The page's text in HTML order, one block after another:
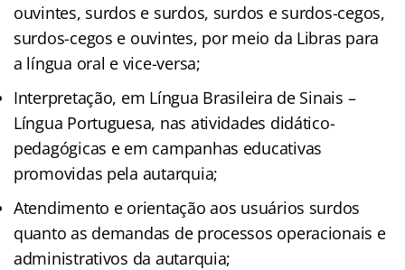
ouvintes, surdos e surdos, surdos e surdos-cegos,
surdos-cegos e ouvintes, por meio da Libras para
a língua oral e vice-versa;
Interpretação, em Língua Brasileira de Sinais –
Língua Portuguesa, nas atividades didático-
pedagógicas e em campanhas educativas
promovidas pela autarquia;
Atendimento e orientação aos usuários surdos
quanto as demandas de processos operacionais e
administrativos da autarquia;